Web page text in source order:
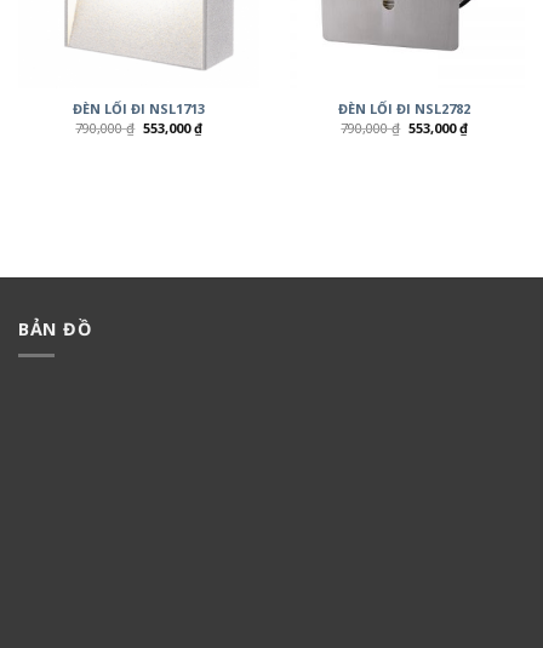
ĐÈN LỐI ĐI NSL1713
790,000₫ 553,000₫
ĐÈN LỐI ĐI NSL2782
790,000₫ 553,000₫
BẢN ĐỒ